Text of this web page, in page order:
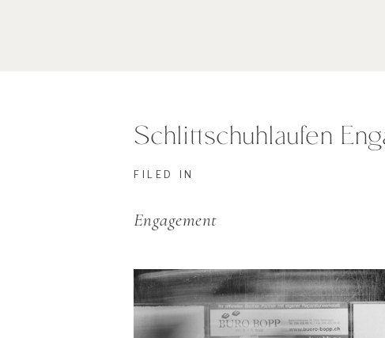
FILED IN
Engagement
Schlittschuhlaufen